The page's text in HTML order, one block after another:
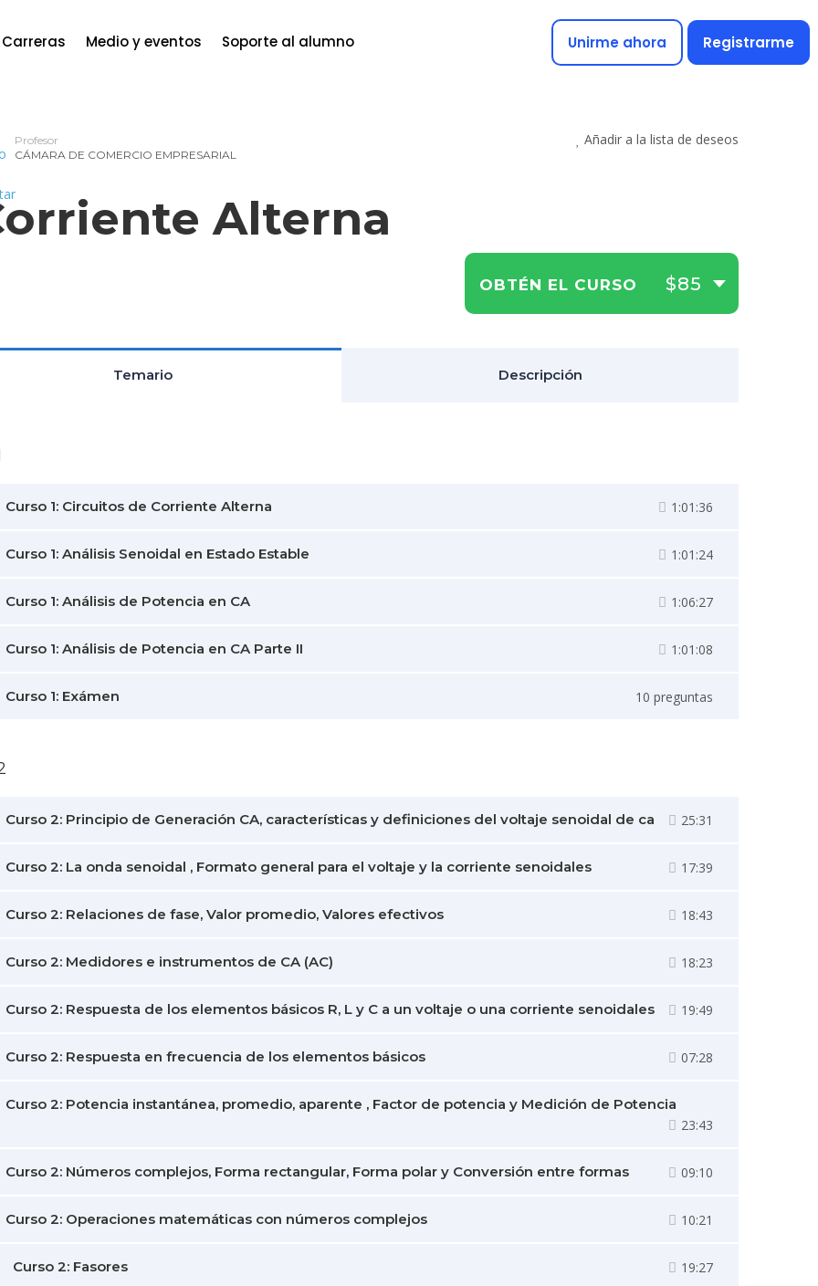
Carreras Medio y eventos Soporte al alumno Unirme ahora Registrarme
Profesor
CÁMARA DE COMERCIO EMPRESARIAL
Añadir a la lista de deseos
Alterna
OBTÉN EL CURSO $85
Temario Descripción
Curso 1: Circuitos de Corriente Alterna 1:01:36
Curso 1: Análisis Senoidal en Estado Estable 1:01:24
Curso 1: Análisis de Potencia en CA 1:06:27
Curso 1: Análisis de Potencia en CA Parte II 1:01:08
Curso 1: Exámen 10 preguntas
Curso 2: Principio de Generación CA, características y definiciones del voltaje senoidal de ca 25:31
Curso 2: La onda senoidal , Formato general para el voltaje y la corriente senoidales 17:39
Curso 2: Relaciones de fase, Valor promedio, Valores efectivos 18:43
Curso 2: Medidores e instrumentos de CA (AC) 18:23
Curso 2: Respuesta de los elementos básicos R, L y C a un voltaje o una corriente senoidales 19:49
Curso 2: Respuesta en frecuencia de los elementos básicos 07:28
Curso 2: Potencia instantánea, promedio, aparente , Factor de potencia y Medición de Potencia
23:43
Curso 2: Números complejos, Forma rectangular, Forma polar y Conversión entre formas 09:10
Curso 2: Operaciones matemáticas con números complejos 10:21
Curso 2: Fasores 19:27